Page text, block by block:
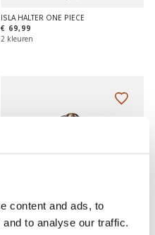
content and ads, to
to analyse our traffic.
ISLA HALTER ONE PIECE
€ 69,99
2 kleuren